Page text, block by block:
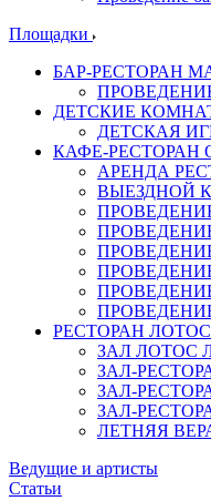
Площадки
БАР-РЕСТОРАН
ДЕТСКИЕ
ДЕТСКАЯ
КАФЕ-РЕСТОРАН
АРЕНДА
ВЫЕЗДНОЙ
РЕСТОРАН ЛОТОС
ЗАЛ ЛОТОС
ЗАЛ-
ЗАЛ-
ЗАЛ-
ЛЕТНЯЯ
Ведущие и артисты
Статьи